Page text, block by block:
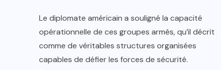
Le diplomate américain a souligné la capacité
opérationnelle de ces groupes armés, qu’il décrit
comme de véritables structures organisées
capables de défier les forces de sécurité.